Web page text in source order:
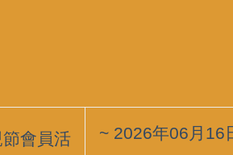
會員活
~ 2026年06月16